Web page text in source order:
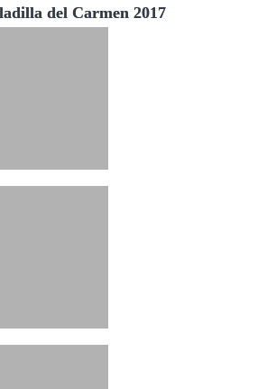
del Carmen 2017